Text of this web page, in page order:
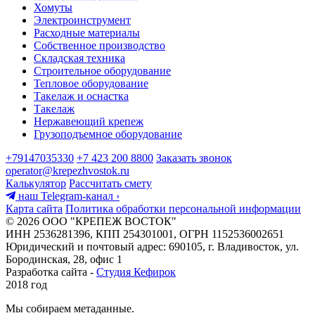
Хомуты
Электроинструмент
Расходные материалы
Собственное производство
Складская техника
Строительное оборудование
Тепловое оборудование
Такелаж и оснастка
Такелаж
Нержавеющий крепеж
Грузоподъемное оборудование
+79147035330 +7 423 200 8800 Заказать звонок
operator@krepezhvostok.ru
Калькулятор Рассчитать смету
наш Telegram-канал ›
Карта сайта Политика обработки персональной информации
© 2026 ООО "КРЕПЕЖ ВОСТОК"
ИНН 2536281396, КПП 254301001, ОГРН 1152536002651
Юридический и почтовый адрес: 690105, г. Владивосток, ул.
Бородинская, 28, офис 1
Разработка сайта - Студия Кефирок
2018 год
Мы собираем метаданные.